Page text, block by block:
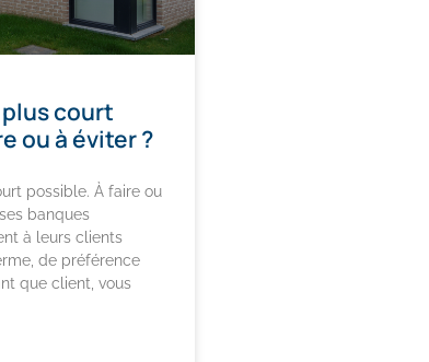
court
ou à éviter ?
possible. À faire ou
banques
à leurs clients
de préférence
que client, vous